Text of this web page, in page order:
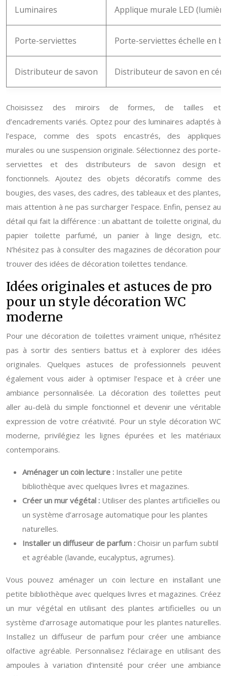
Luminaires Applique murale LED
Porte-serviettes Porte-serviettes échelle en
Distributeur de savon Distributeur de savon en
Choisissez des miroirs de formes, de tailles et
d’encadrements variés. Optez pour des luminaires adaptés à
l’espace, comme des spots encastrés, des appliques
murales ou une suspension originale. Sélectionnez des porte-
serviettes et des distributeurs de savon design et
fonctionnels. Ajoutez des objets décoratifs comme des
bougies, des vases, des cadres, des tableaux et des plantes,
mais attention à ne pas surcharger l’espace. Enfin, pensez au
détail qui fait la différence : un abattant de toilette original, du
papier toilette parfumé, un panier à linge design, etc.
N’hésitez pas à consulter des magazines de décoration pour
trouver des idées de décoration toilettes tendance.
Idées originales et astuces de pro
pour un style décoration WC
moderne
Pour une décoration de toilettes vraiment unique, n’hésitez
pas à sortir des sentiers battus et à explorer des idées
originales. Quelques astuces de professionnels peuvent
également vous aider à optimiser l’espace et à créer une
ambiance personnalisée. La décoration des toilettes peut
aller au-delà du simple fonctionnel et devenir une véritable
expression de votre créativité. Pour un style décoration WC
moderne, privilégiez les lignes épurées et les matériaux
contemporains.
Aménager un coin lecture : Installer une petite
bibliothèque avec quelques livres et magazines.
Créer un mur végétal : Utiliser des plantes artificielles ou
un système d’arrosage automatique pour les plantes
naturelles.
Installer un diffuseur de parfum : Choisir un parfum subtil
et agréable (lavande, eucalyptus, agrumes).
Vous pouvez aménager un coin lecture en installant une
petite bibliothèque avec quelques livres et magazines. Créez
un mur végétal en utilisant des plantes artificielles ou un
système d’arrosage automatique pour les plantes naturelles.
Installez un diffuseur de parfum pour créer une ambiance
olfactive agréable. Personnalisez l’éclairage en utilisant des
ampoules à variation d’intensité pour créer une ambiance